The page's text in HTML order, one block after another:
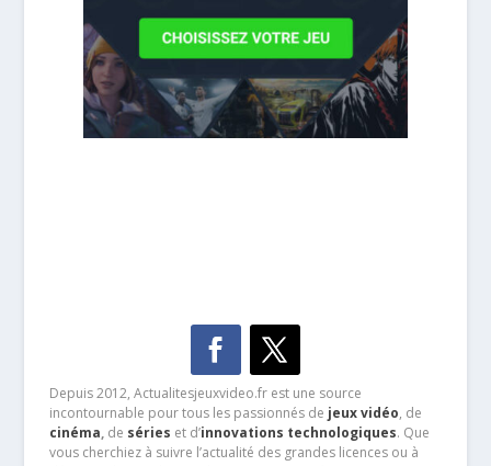
Depuis 2012, Actualitesjeuxvideo.fr est une source
incontournable pour tous les passionnés de jeux vidéo, de
cinéma,de séries et d’innovations technologiques. Que
vous cherchiez à suivre l’actualité des grandes licences ou à